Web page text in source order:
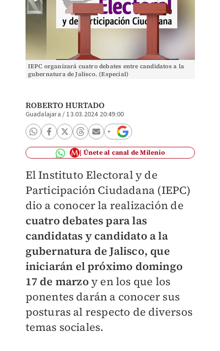
IEPC organizará cuatro debates entre candidatos a la
gubernatura de Jalisco. (Especial)
ROBERTO HURTADO
Guadalajara /13.03.2024 20:49:00
Únete al canal de Milenio
El Instituto Electoral y de
Participación Ciudadana (IEPC)
dio a conocer la realización de
cuatro debates para las
candidatas y candidato a la
gubernatura de Jalisco, que
iniciarán el próximo domingo
17 de marzo y en los que los
ponentes darán a conocer sus
posturas al respecto de diversos
temas sociales.